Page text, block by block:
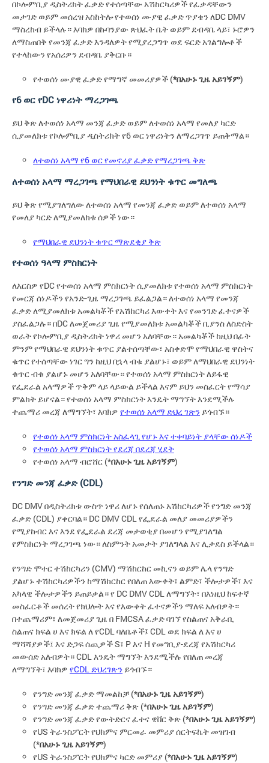
በኮሎምቢያ ዲስትሪክት ፈቃድ የተሰጣቸው አሽከርካሪዎች የፈቃዳቸውን
መታገድ ወይም መሰረዝ አስከትሎ የተወሰነ ሙያዊ ፈቃድ ጥያቄን ለDC DMV
ማስረከብ ይችላሉ። እባክዎ በኩባንያው ጽህፈት ቤት ወይም ደብዳቤ ላይ፣ ኑሮዎን
ለማስጠበቅ የመንጃ ፈቃድ እንዳለዎት የሚያረጋግጥ ወደ ፍርድ አገልግሎቶች
የተላከውን የአሰሪዎን ደብዳቤ ያቅርቡ።
የተወሰነ ሙያዊ ፈቃድ የማግኛ መመሪያዎች (*በአሁኑ ጊዜ አይገኝም)
የ6 ወር የDC ነዋሪነት ማረጋገጫ
ይህ ቅጽ ለተወሰነ አላማ መንጃ ፈቃድ ወይም ለተወሰነ አላማ የመለያ ካርድ
ሲያመለክቱ የኮሎምቢያ ዲስትሪክት የ6 ወር ነዋሪነትን ለማረጋገጥ ይጠቅማል።
ለተወሰነ አላማ የ6 ወር የመኖሪያ ፈቃድ የማረጋገጫ ቅጽ
ለተወሰነ አላማ ማረጋገጫ የማህበራዊ ደህንነት ቁጥር መግለጫ
ይህ ቅጽ የሚያገለግለው ለተወሰነ አላማ የመንጃ ፈቃድ ወይም ለተወሰነ አላማ
የመለያ ካርድ ለሚያመለክቱ ሰዎች ነው።
የማህበራዊ ደህንነት ቁጥር ማጽደቂያ ቅጽ
የተወሰነ ዓላማ ምስክርነት
ለእርስዎ የDC የተወሰነ አላማ ምስክርነት ሲያመለክቱ የተወሰነ አላማ ምስክርነት
የመርጃ ሰነዶችን የአንድ-ጊዜ ማረጋገጫ ይፈልጋል። ለተወሰነ አላማ የመንጃ
ፈቃድ ለሚያመለክቱ አመልካቾች የአሽከርካሪ እውቀት እና የመንገድ ፈተናዎች
ያስፈልጋሉ። በDC ለመጀመሪያ ጊዜ የሚያመለክቱ አመልካቾች ቢያንስ ለስድስት
ወራት የኮሎምቢያ ዲስትሪክት ነዋሪ መሆን አለባቸው። አመልካቾች ከዚህ በፊት
ምንም የማህበራዊ ደህንነት ቁጥር ያልተሰጣቸው፣ አስቀድሞ የማህበራዊ ዋስትና
ቁጥር የተሰጣቸው ነገር ግን ከዚህ በኋላ ብቁ ያልሆኑ፣ ወይም ለማህበራዊ ደህንነት
ቁጥር ብቁ ያልሆኑ መሆን አለባቸው። የተወሰነ አላማ ምስክርነት ለይፋዊ
የፌደራል አላማዎች ጥቅም ላይ ላይውል ይችላል እናም ይህን መስፈርት የማሳያ
ምልክት ይሆናል። የተወሰነ አላማ ምስክርነት እንዴት ማግኘት እንደሚችሉ
ተጨማሪ መረጃ ለማግኘት፣ እባክዎ የተወሰነ አላማ ድህረ ገጽን ይጎብኙ።
የተወሰነ አላማ ምስክርነት አስፈላጊ የሆኑ እና ተቀባይነት ያላቸው ሰነዶች
የተወሰነ አላማ ምስክርነት የደረጃ በደረጃ ሂደት
የተወሰነ አላማ ብሮሸር (*በአሁኑ ጊዜ አይገኝም)
የንግድ መንጃ ፈቃድ (CDL)
DC DMV በዲስትሪክቱ ውስጥ ነዋሪ ለሆኑ የሰለጠኑ አሽከርካሪዎች የንግድ መንጃ
ፈቃድ (CDL) ያቀርባል። DC DMV CDL የፌደራል መለያ መመሪያዎችን
የሚያከብር እና እንደ የፌደራል ደረጃ መታወቂያ በመሆን የሚያገለግል
የምስክርነት ማረጋገጫ ነው። ለስምንት አመታት ያገለግላል እና ሊታደስ ይችላል።
የንግድ ሞተር ተሽከርካሪን (CMV) ማሽከርከር መኪናን ወይም ሌላ የንግድ
ያልሆኑ ተሽከርካሪዎችን ከማሽከርከር የበለጠ እውቀት፣ ልምድ፣ ችሎታዎች፣ እና
አካላዊ ችሎታዎችን ይጠይቃል። የ DC DMV CDL ለማግኘት፣ በእነዚህ ከፍተኛ
መስፈርቶች መሰረት የክህሎት እና የእውቀት ፈተናዎችን ማለፍ አለብዎት።
በተጨማሪም፣ ለመጀመሪያ ጊዜ በ FMCSA ፈቃድ ባገኘ የስልጠና አቅራቢ
ስልጠና ክፍል ሀ እና ክፍል ለ የCDL ባለቤቶች፤ CDL ወደ ክፍል ለ እና ሀ
ማሻሻያዎች፤ እና ድጋፍ ሰጪዎች S፣ P እና H የመግቢያ-ደረጃ የአሽከርካሪ
መውሰድ አለብዎት። CDL እንዴት ማግኘት እንደሚችሉ የበለጠ መረጃ
ለማግኘት፣ እባክዎ የCDL ድህረገጽን ይጎብኙ።
የንግድ መንጃ ፈቃድ ማመልከቻ (*በአሁኑ ጊዜ አይገኝም)
የንግድ መንጃ ፈቃድ ተጨማሪ ቅጽ (*በአሁኑ ጊዜ አይገኝም)
የንግድ መንጃ ፈቃድ የውትድርና ፈተና ዌቨር ቅጽ (*በአሁኑ ጊዜ አይገኝም)
የUS ትራንስፖርት የህክምና ምርመራ መምሪያ ሰርትፍኬት መዝገብ
(*በአሁኑ ጊዜ አይገኝም)
የUS ትራንስፖርት የህክምና ካርድ መምሪያ (*በአሁኑ ጊዜ አይገኝም)